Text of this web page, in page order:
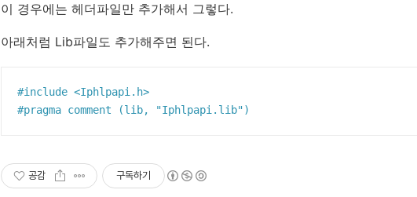
이 경우에는 헤더파일만 추가해서 그렇다.
아래처럼 Lib파일도 추가해주면 된다.
#include <Iphlpapi.h>
#pragma comment (lib, "Iphlpapi.lib")
공감 구독하기